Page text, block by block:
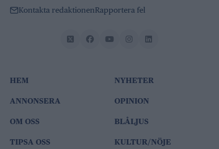
Kontakta redaktionenRapportera fel
HEM
ANNONSERA
OM OSS
TIPSA OSS
NYHETER
OPINION
BLÅLJUS
KULTUR/NÖJE